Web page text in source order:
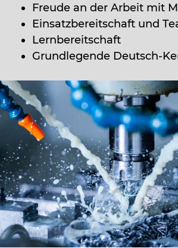
Freude an der Arbeit mit
Einsatzbereitschaft und
Lernbereitschaft
Grundlegende Deutsch-